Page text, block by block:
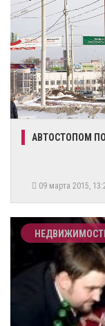
АВТОСТОПОМ
09 марта 2015,